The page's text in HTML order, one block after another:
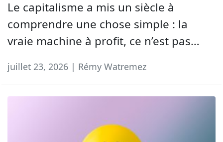
Le capitalisme a mis un siècle à
comprendre une chose simple : la
vraie machine à profit, ce n’est pas…
juillet 23, 2026 | Rémy Watremez